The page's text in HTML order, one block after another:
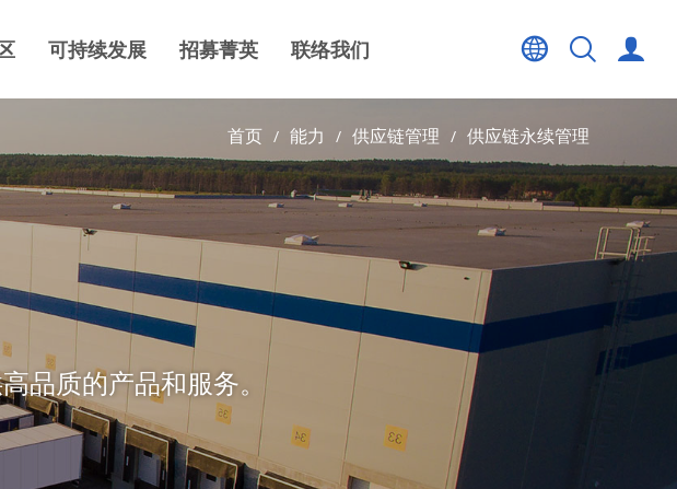
可持续发展 招募菁英 联络我们
首页 能力 供应链管理 供应链永续管理
品质的产品和服务。